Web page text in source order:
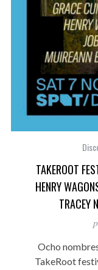
TAKEROOT
HENRY
TRACEY
Ocho
TakeRoot